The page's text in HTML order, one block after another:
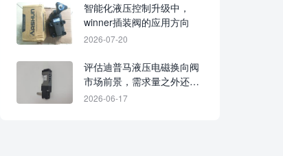
智能化液压控制升级中，
winner插装阀的应用方向
2026-07-20
评估迪普马液压电磁换向阀
市场前景，需求量之外还要
看工况匹配与维护成本
2026-06-17